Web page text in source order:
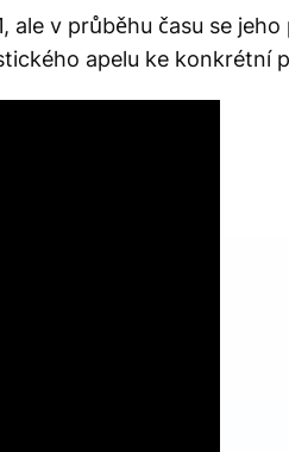
v průběhu času se
apelu ke konkrétní